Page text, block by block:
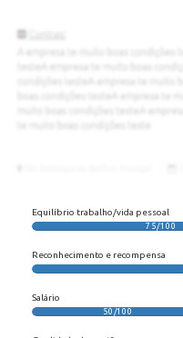
Equilíbrio trabalho/vida pessoal
75/100
Reconhecimento e recompensa
Salário
50/100